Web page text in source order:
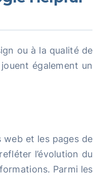
ou à la qualité de
également un
web et les pages de
l’évolution du
Parmi les